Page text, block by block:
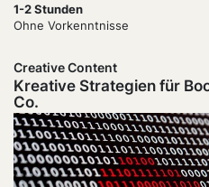
Dauer:
1-2 Stunden
Level
Ohne Vorkenntnisse
Creative Content
Kreative Strategien für
Co.